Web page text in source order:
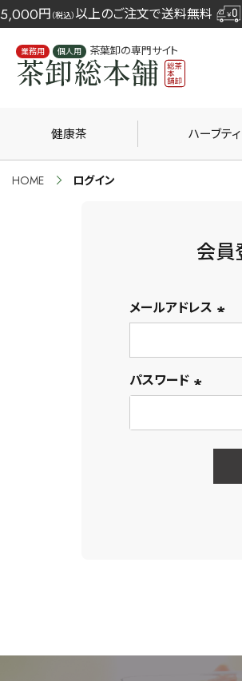
5,000円 （税込） 以上のご注文で送料無料
業務用 個人用 茶葉卸の専門サイト
健康茶 ハーブテ
HOME ログイン
会員
メールアドレス
須)
パスワード
須)